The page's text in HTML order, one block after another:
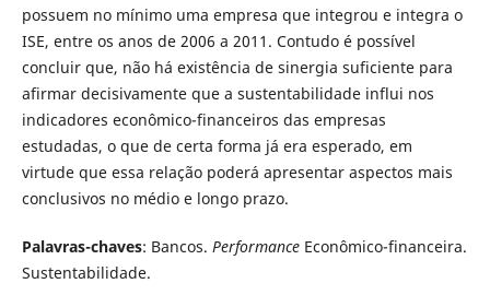
possuem no mínimo uma empresa que integrou e integra o
ISE, entre os anos de 2006 a 2011. Contudo é possível
concluir que, não há existência de sinergia suficiente para
afirmar decisivamente que a sustentabilidade influi nos
indicadores econômico-financeiros das empresas
estudadas, o que de certa forma já era esperado, em
virtude que essa relação poderá apresentar aspectos mais
conclusivos no médio e longo prazo.
Palavras-chaves: Bancos. Performance Econômico-financeira.
Sustentabilidade.